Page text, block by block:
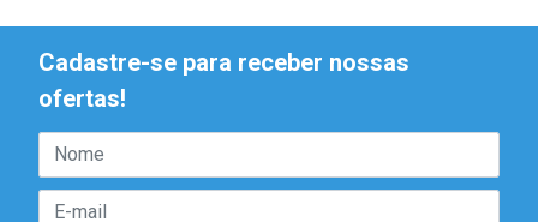
Cadastre-se para receber nossas
ofertas!